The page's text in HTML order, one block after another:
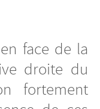
face de la
droite du
fortement